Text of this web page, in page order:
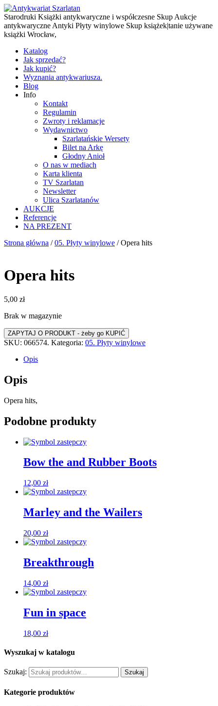
Starodruki Książki antykwaryczne i współczesne Skup Aukcje
antykwaryczne Antyki Płyty winylowe Skup książek|tanie używane
książki Wrocław,
Katalog
Jak sprzedać?
Jak kupić?
Wyznania antykwariusza.
Blog
Info
Kontakt
Regulamin
Zwroty i reklamacje
Wydawnictwo
Szarlatańskie Wersety
Bilet na Arkę
Głodny Anioł
O nas w mediach
Karta klienta
TV Szarlatan
Newsletter
Ulica Szarlatanów
AUKCJE
Referencje
NA PREZENT
Strona główna /05. Płyty winylowe / Opera hits
Opera hits
5,00 zł
Brak w magazynie
SKU: 066574. Kategoria: 05. Płyty winylowe
Opis
Opis
Opera hits,
Podobne produkty
Bow the and Rubber Boots
12,00 zł
Marley and the Wailers
20,00 zł
Breakthrough
14,00 zł
Fun in space
18,00 zł
Wyszukaj w katalogu
Szukaj: Szukaj
Kategorie produktów